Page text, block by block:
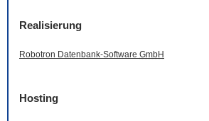
Realisierung
Robotron Datenbank-Software GmbH
Hosting